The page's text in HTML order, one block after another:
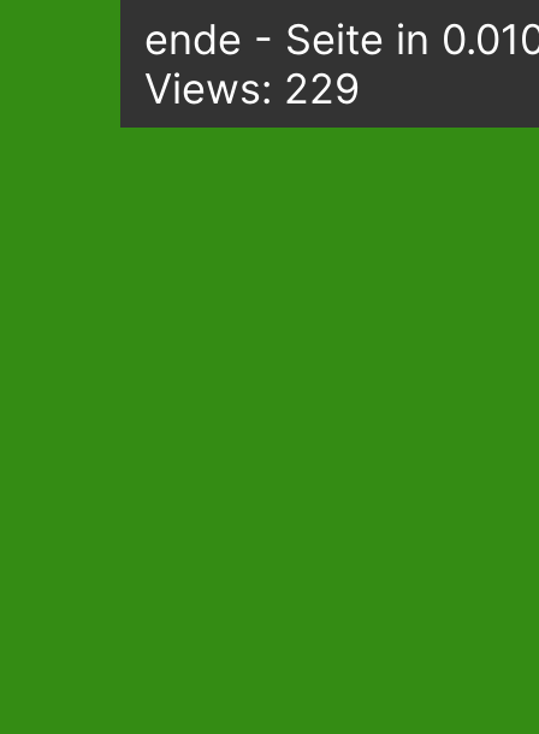
ende - Seite in
Views: 229